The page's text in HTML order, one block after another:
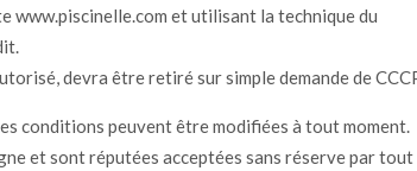
www.piscinelle.com et utilisant la technique du
devra être retiré sur simple demande de
conditions peuvent être modifiées à tout moment.
et sont réputées acceptées sans réserve par tout